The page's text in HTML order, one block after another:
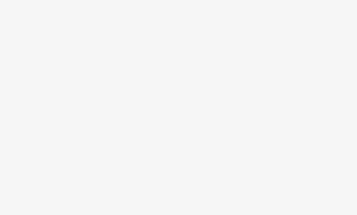
sprawdzić prawidłowość tych
do ustalenia, obrony lub dochodzenia roszczeń,
prawnie uzasadnione podstawy po stronie
przesłanki:
zgody wyrażonej przez tą osobę,